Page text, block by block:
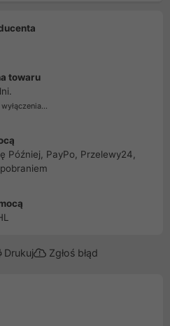
towaru
Później, PayPo, Przelewy24,
Drukuj Zgłoś błąd